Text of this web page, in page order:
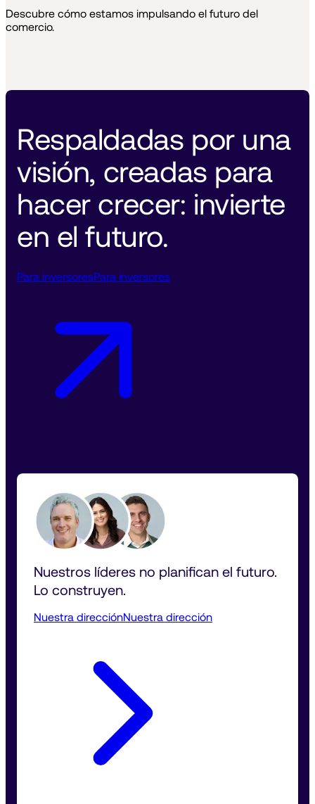
Descubre cómo estamos impulsando el futuro del
comercio.
Respaldadas por una
visión, creadas para
hacer crecer: invierte
en el futuro.
Para inversoresPara inversores
Nuestros líderes no planifican el futuro.
Lo construyen.
Nuestra direcciónNuestra dirección